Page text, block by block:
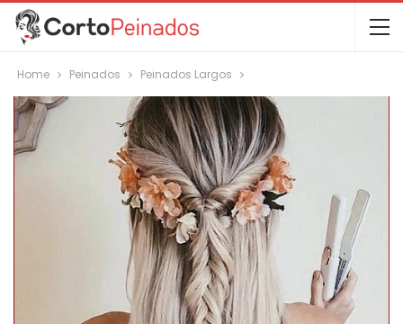
Home Peinados Peinados Largos